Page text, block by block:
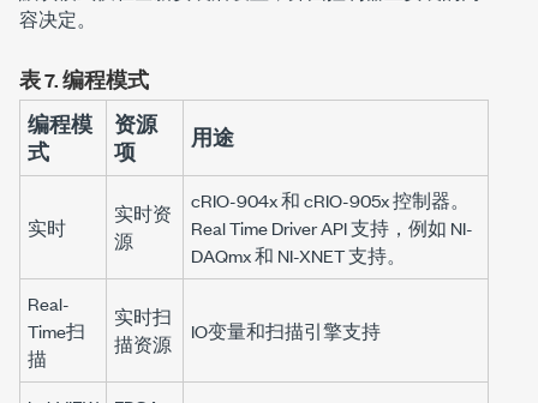
容决定。
表 7.编程模式
编程模
式
资源
项
用途
实时
实时资
源
cRIO-904x 和 cRIO-905x 控制器。
Real Time Driver API 支持，例如 NI-
DAQmx 和 NI-XNET 支持。
Real-
Time扫
描
实时扫
描资源
IO变量和扫描引擎支持